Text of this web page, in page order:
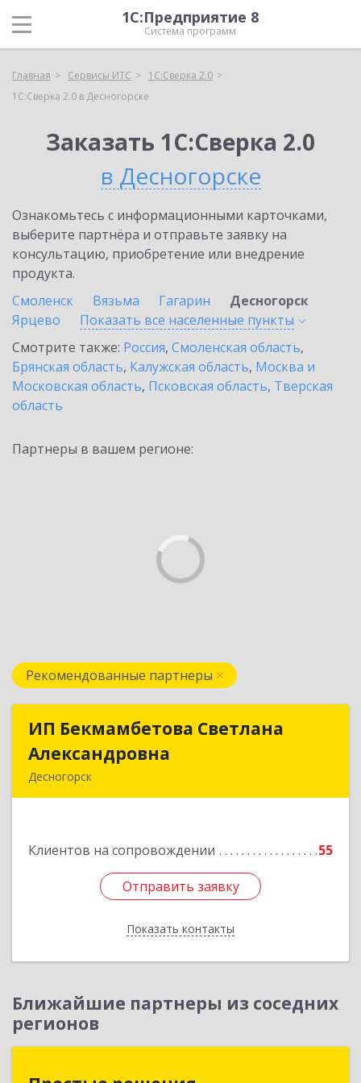
1С:Предприятие 8
Система программ
Главная Сервисы ИТС
1С:Сверка 2.0
1С:Сверка 2.0 в Десногорске
Заказать 1С:Сверка 2.0
в Десногорске
Ознакомьтесь с информационными карточками,
выберите партнёра и отправьте заявку на
консультацию, приобретение или внедрение
продукта.
Смоленск
Вязьма Гагарин
Десногорск
Ярцево
Показать все населенные пункты
Смотрите также: Россия, Смоленская область,
Брянская область, Калужская область, Москва и
Московская область, Псковская область, Тверская
область
Партнеры в вашем регионе:
Рекомендованные партнеры
ИП Бекмамбетова Светлана
Александровна
Десногорск
Клиентов на сопровождении 55
Отправить заявку
Показать контакты
ИП Бекмамбетова Светлана
Подробнее
Отправить заявку
Назад
Ближайшие партнеры из соседних
регионов